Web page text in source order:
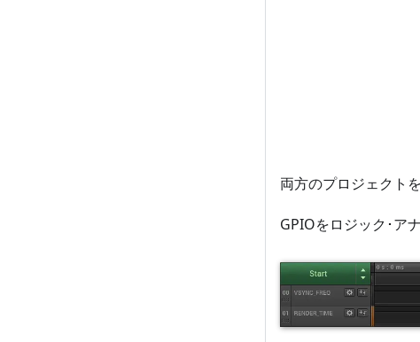
両方のプロジェクト
GPIOをロジック･ア